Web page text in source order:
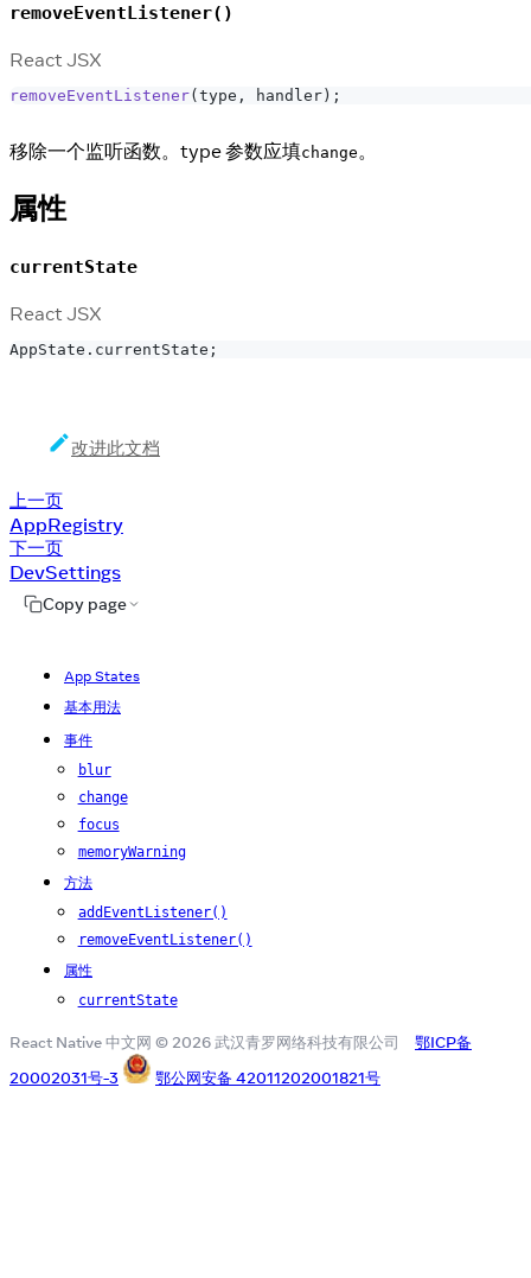
removeEventListener()
React JSX
removeEventListener(type , handler) ;
移除一个监听函数。type 参数应填change 。
属性
currentState
React JSX
AppState . currentState ;
改进此文档
上一页
AppRegistry
下一页
DevSettings
Copy page
App States
基本用法
事件
blur
change
focus
memoryWarning
方法
addEventListener()
removeEventListener()
属性
currentState
React Native 中文网 © 2026 武汉青罗网络科技有限公司
鄂ICP备
20002031号-3
鄂公网安备 42011202001821号